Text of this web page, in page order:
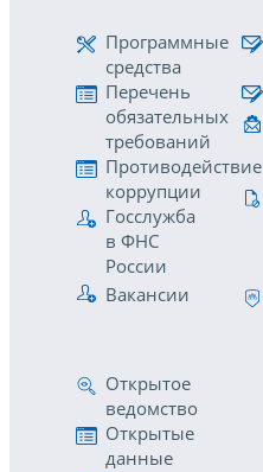
Программные
средства
Перечень
обязательных
требований
Противодействие
коррупции
Госслужба
в ФНС
России
Вакансии
Открытое
ведомство
Открытые
данные